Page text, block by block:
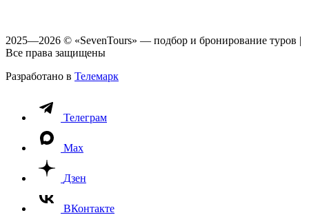
2025—2026 © «SevenTours» — подбор и бронирование туров |
Все права защищены
Разработано в Телемарк
Телеграм
Max
Дзен
ВКонтакте